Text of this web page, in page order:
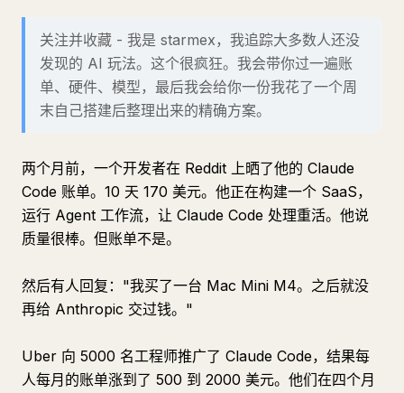
关注并收藏 - 我是 starmex，我追踪大多数人还没
发现的 AI 玩法。这个很疯狂。我会带你过一遍账
单、硬件、模型，最后我会给你一份我花了一个周
末自己搭建后整理出来的精确方案。
两个月前，一个开发者在 Reddit 上晒了他的 Claude
Code 账单。10 天 170 美元。他正在构建一个 SaaS，
运行 Agent 工作流，让 Claude Code 处理重活。他说
质量很棒。但账单不是。
然后有人回复："我买了一台 Mac Mini M4。之后就没
再给 Anthropic 交过钱。"
Uber 向 5000 名工程师推广了 Claude Code，结果每
人每月的账单涨到了 500 到 2000 美元。他们在四个月